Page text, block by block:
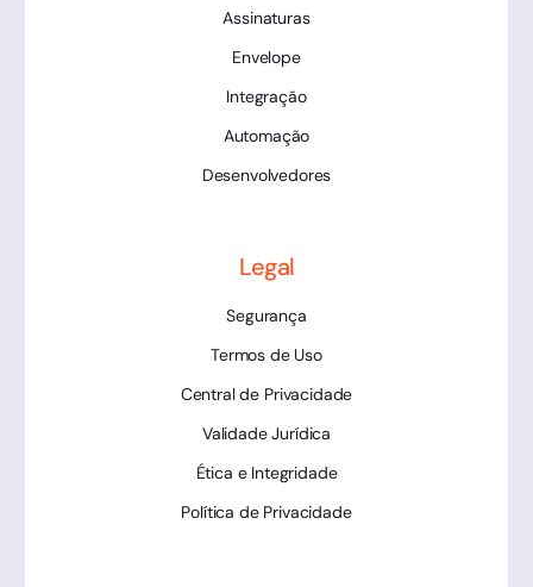
Assinaturas
Envelope
Integração
Automação
Desenvolvedores
Legal
Segurança
Termos de Uso
Central de Privacidade
Validade Jurídica
Ética e Integridade
Política de Privacidade